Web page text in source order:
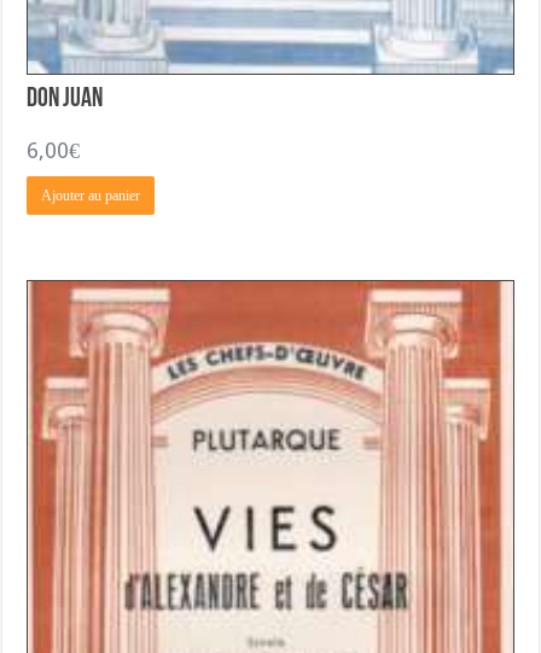
Don Juan
6,00€
Ajouter au panier